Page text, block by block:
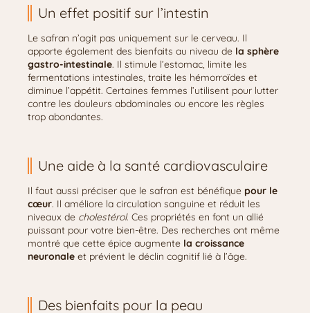
Un effet positif sur l’intestin
Le safran n’agit pas uniquement sur le cerveau. Il
apporte également des bienfaits au niveau de la sphère
gastro-intestinale. Il stimule l’estomac, limite les
fermentations intestinales, traite les hémorroïdes et
diminue l’appétit. Certaines femmes l’utilisent pour lutter
contre les douleurs abdominales ou encore les règles
trop abondantes.
Une aide à la santé cardiovasculaire
Il faut aussi préciser que le safran est bénéfique pour le
cœur. Il améliore la circulation sanguine et réduit les
niveaux de cholestérol. Ces propriétés en font un allié
puissant pour votre bien-être. Des recherches ont même
montré que cette épice augmente la croissance
neuronale et prévient le déclin cognitif lié à l’âge.
Des bienfaits pour la peau